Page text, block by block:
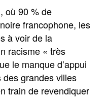
où 90 % de
francophone, les
à voir de la
racisme « très
le manque d’appui
grandes villes
train de revendiquer